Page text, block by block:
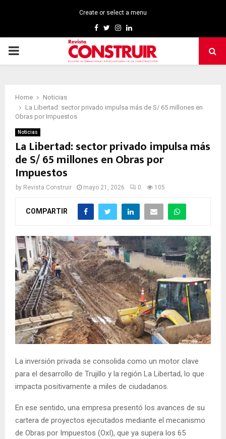
Create or select a menu
Facebook
TwitterInstagram
Linkedin
PRIMARY
Home
Noticias
La Libertad: sector privado impulsa más de S/ 65 millones en
Obras por Impuestos
Noticias
La Libertad: sector privado impulsa más
de S/ 65 millones en Obras por
Impuestos
by Revista Construir mayo 21, 2026 0 105
COMPARTIR
La inversión privada se consolida como un motor clave
para el desarrollo de Trujillo y la región La Libertad, lo que
impacta positivamente a miles de ciudadanos.
En ese sentido, una empresa presentó los avances de su
cartera de proyectos ejecutados mediante el mecanismo
de Obras por Impuestos (OxI), que ya supera los 65